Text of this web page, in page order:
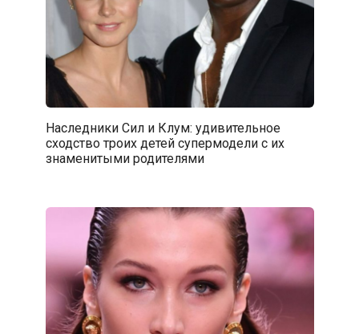
Наследники Сил и Клум: удивительное
сходство троих детей супермодели с их
знаменитыми родителями